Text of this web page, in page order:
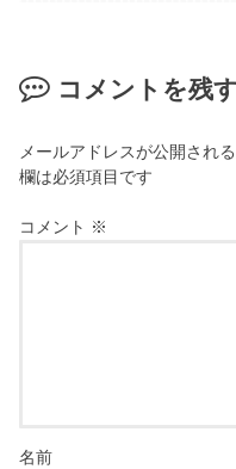
コメントを残
メールアドレスが公開され
欄は必須項目です
コメント ※
名前